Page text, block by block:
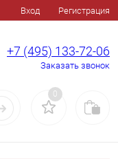
Вход Регистрация
+7 (495) 133-72-06
Заказать звонок
0